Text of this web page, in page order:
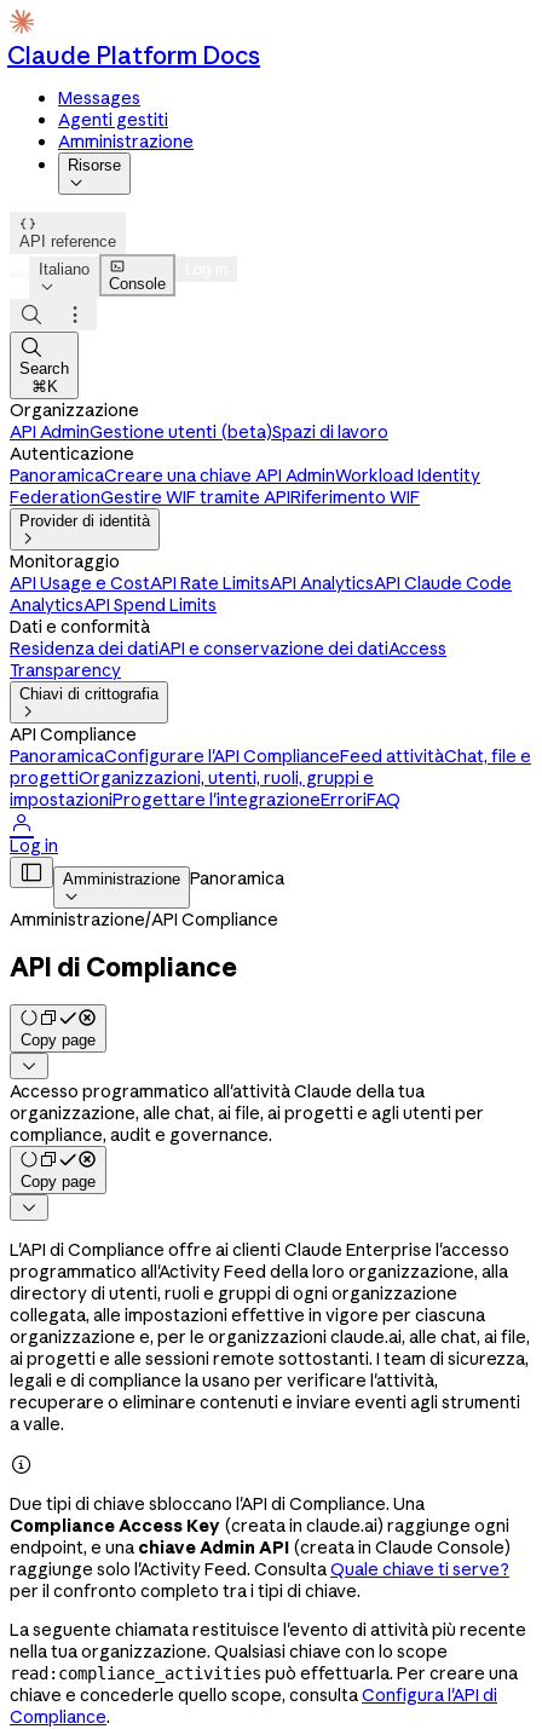
Claude Platform Docs
Messages
Agenti gestiti
Amministrazione
Risorse


API reference
Italiano


Console



Search
⌘K
Organizzazione
API AdminGestione utenti (beta)Spazi di lavoro
Autenticazione
PanoramicaCreare una chiave API AdminWorkload Identity
FederationGestire WIF tramite APIRiferimento WIF
Provider di identità

Monitoraggio
API Usage e CostAPI Rate LimitsAPI AnalyticsAPI Claude Code
AnalyticsAPI Spend Limits
Dati e conformità
Residenza dei datiAPI e conservazione dei datiAccess
Transparency
Chiavi di crittografia

API Compliance
PanoramicaConfigurare l'API ComplianceFeed attivitàChat, file e
progettiOrganizzazioni, utenti, ruoli, gruppi e
impostazioniProgettare l'integrazioneErroriFAQ

Log in
 Amministrazione

Panoramica
Amministrazione/API Compliance
API di Compliance
Copy page

Accesso programmatico all'attività Claude della tua
organizzazione, alle chat, ai file, ai progetti e agli utenti per
compliance, audit e governance.
Copy page

L'API di Compliance offre ai clienti Claude Enterprise l'accesso
programmatico all'Activity Feed della loro organizzazione, alla
directory di utenti, ruoli e gruppi di ogni organizzazione
collegata, alle impostazioni effettive in vigore per ciascuna
organizzazione e, per le organizzazioni claude.ai, alle chat, ai file,
ai progetti e alle sessioni remote sottostanti. I team di sicurezza,
legali e di compliance la usano per verificare l'attività,
recuperare o eliminare contenuti e inviare eventi agli strumenti
a valle.

Due tipi di chiave sbloccano l'API di Compliance. Una
Compliance Access Key (creata in claude.ai) raggiunge ogni
endpoint, e una chiave Admin API (creata in Claude Console)
raggiunge solo l'Activity Feed. ConsultaQuale chiave ti serve?
per il confronto completo tra i tipi di chiave.
La seguente chiamata restituisce l'evento di attività più recente
nella tua organizzazione. Qualsiasi chiave con lo scope
read:compliance_activities può effettuarla. Per creare una
chiave e concederle quello scope, consultaConfigura l'API di
Compliance.